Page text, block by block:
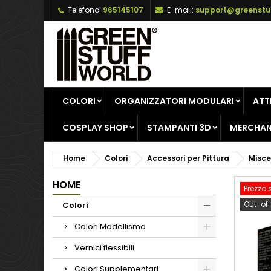
Telefono: 965145107 E-mail:
COLORI ORGANIZZATORI MODULARI
COSPLAY SHOP STAMPANTI 3D
Home Colori Accessori per Pittura
HOME
Colori
Colori Modellismo
Vernici flessibili
Out-